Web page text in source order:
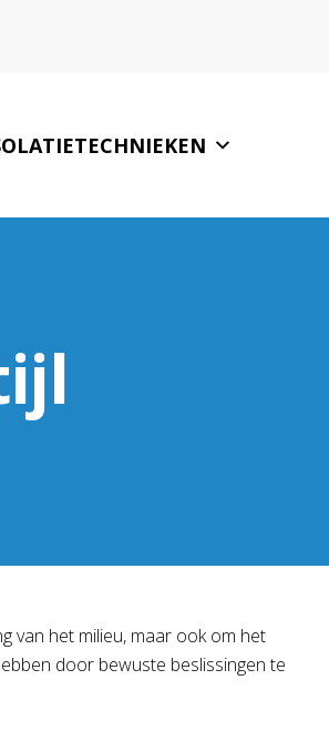
van het milieu, maar ook om het
door bewuste beslissingen te